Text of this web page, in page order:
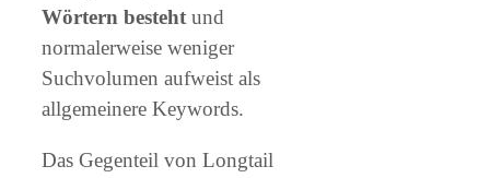
Wörtern bestehtund
normalerweise weniger
Suchvolumen aufweist als
allgemeinere Keywords.
Das Gegenteil von Longtail